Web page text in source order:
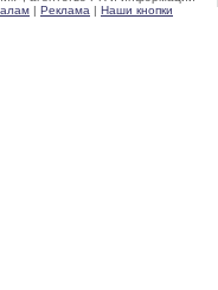
| Реклама | Наши кнопки